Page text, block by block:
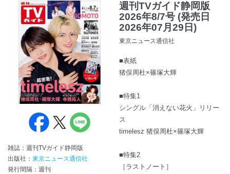
雑誌：週刊TVガイド静岡版
出版社： 東京ニュース通信社
発行間隔：週刊
週刊TVガイド静岡版
2026年8/7号 (発売日
2026年07月29日)
東京ニュース通信社
■表紙
猪俣周杜×篠塚大輝
■特集1
シングル「消えない花火」リリー
ス
timelesz 猪俣周杜×篠塚大輝
■特集2
［ラストノート］